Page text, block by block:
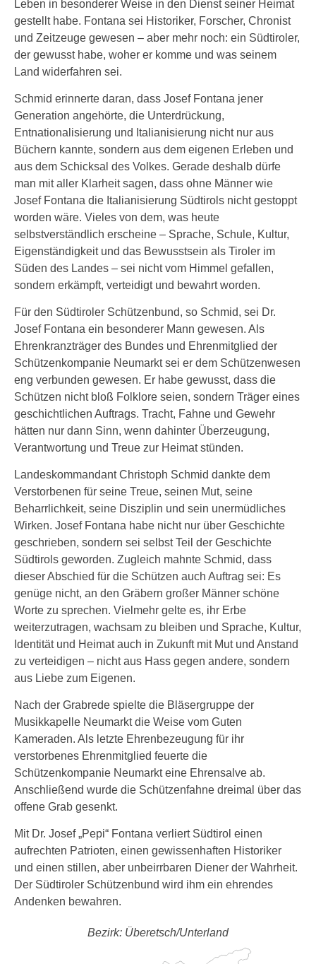
Leben in besonderer Weise in den Dienst seiner Heimat
gestellt habe. Fontana sei Historiker, Forscher, Chronist
und Zeitzeuge gewesen – aber mehr noch: ein Südtiroler,
der gewusst habe, woher er komme und was seinem
Land widerfahren sei.
Schmid erinnerte daran, dass Josef Fontana jener
Generation angehörte, die Unterdrückung,
Entnationalisierung und Italianisierung nicht nur aus
Büchern kannte, sondern aus dem eigenen Erleben und
aus dem Schicksal des Volkes. Gerade deshalb dürfe
man mit aller Klarheit sagen, dass ohne Männer wie
Josef Fontana die Italianisierung Südtirols nicht gestoppt
worden wäre. Vieles von dem, was heute
selbstverständlich erscheine – Sprache, Schule, Kultur,
Eigenständigkeit und das Bewusstsein als Tiroler im
Süden des Landes – sei nicht vom Himmel gefallen,
sondern erkämpft, verteidigt und bewahrt worden.
Für den Südtiroler Schützenbund, so Schmid, sei Dr.
Josef Fontana ein besonderer Mann gewesen. Als
Ehrenkranzträger des Bundes und Ehrenmitglied der
Schützenkompanie Neumarkt sei er dem Schützenwesen
eng verbunden gewesen. Er habe gewusst, dass die
Schützen nicht bloß Folklore seien, sondern Träger eines
geschichtlichen Auftrags. Tracht, Fahne und Gewehr
hätten nur dann Sinn, wenn dahinter Überzeugung,
Verantwortung und Treue zur Heimat stünden.
Landeskommandant Christoph Schmid dankte dem
Verstorbenen für seine Treue, seinen Mut, seine
Beharrlichkeit, seine Disziplin und sein unermüdliches
Wirken. Josef Fontana habe nicht nur über Geschichte
geschrieben, sondern sei selbst Teil der Geschichte
Südtirols geworden. Zugleich mahnte Schmid, dass
dieser Abschied für die Schützen auch Auftrag sei: Es
genüge nicht, an den Gräbern großer Männer schöne
Worte zu sprechen. Vielmehr gelte es, ihr Erbe
weiterzutragen, wachsam zu bleiben und Sprache, Kultur,
Identität und Heimat auch in Zukunft mit Mut und Anstand
zu verteidigen – nicht aus Hass gegen andere, sondern
aus Liebe zum Eigenen.
Nach der Grabrede spielte die Bläsergruppe der
Musikkapelle Neumarkt die Weise vom Guten
Kameraden. Als letzte Ehrenbezeugung für ihr
verstorbenes Ehrenmitglied feuerte die
Schützenkompanie Neumarkt eine Ehrensalve ab.
Anschließend wurde die Schützenfahne dreimal über das
offene Grab gesenkt.
Mit Dr. Josef „Pepi“ Fontana verliert Südtirol einen
aufrechten Patrioten, einen gewissenhaften Historiker
und einen stillen, aber unbeirrbaren Diener der Wahrheit.
Der Südtiroler Schützenbund wird ihm ein ehrendes
Andenken bewahren.
Bezirk: Überetsch/Unterland